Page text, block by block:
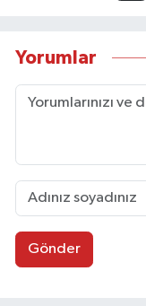
Yorumlar
Gönder